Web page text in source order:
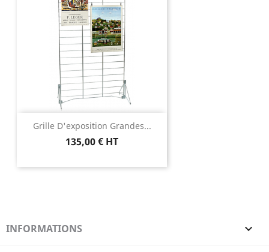
Grille D'exposition Grandes...
135,00 € HT
INFORMATIONS 